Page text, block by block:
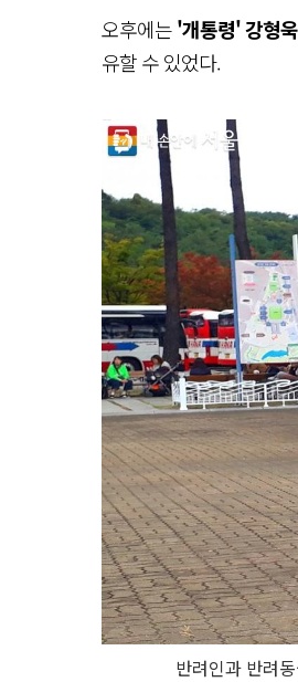
오후에는'개통령' 강형
유할 수 있었다.
반려인과 반려